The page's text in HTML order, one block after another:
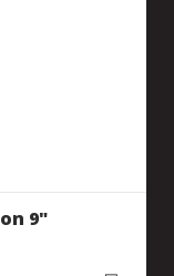
9"